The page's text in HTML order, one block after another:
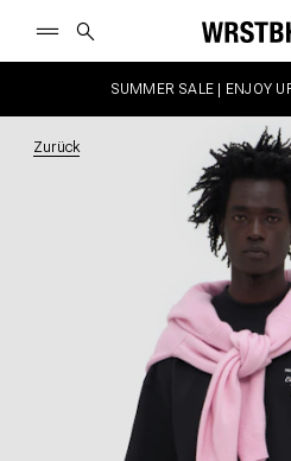
SUMMER SALE | ENJOY
Zurück